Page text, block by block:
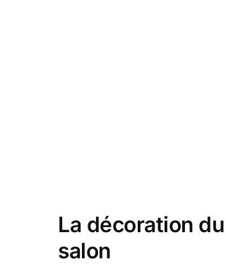
La décoration
salon